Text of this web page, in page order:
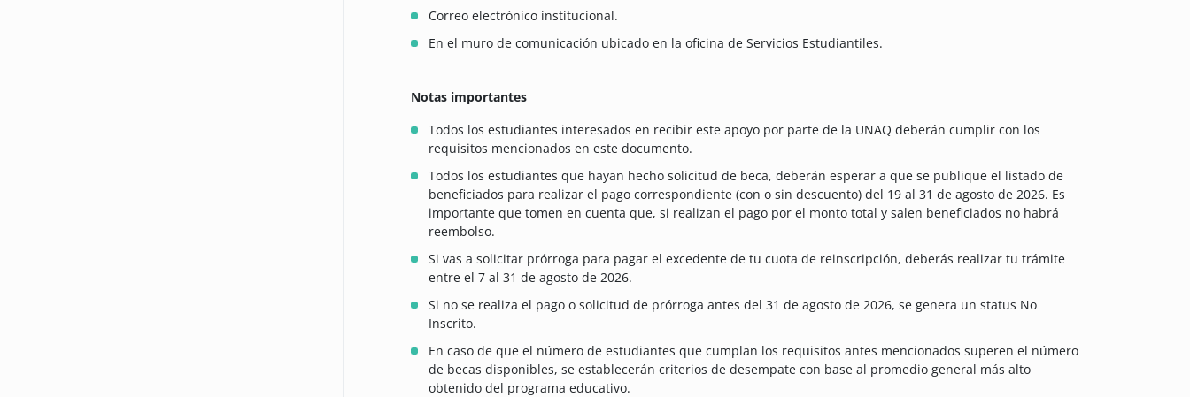
Correo electrónico institucional.
En el muro de comunicación ubicado en la oficina de Servicios Estudiantiles.
Notas importantes
Todos los estudiantes interesados en recibir este apoyo por parte de la UNAQ deberán cumplir con los
requisitos mencionados en este documento.
Todos los estudiantes que hayan hecho solicitud de beca, deberán esperar a que se publique el listado de
beneficiados para realizar el pago correspondiente (con o sin descuento) del 19 al 31 de agosto de 2026. Es
importante que tomen en cuenta que, si realizan el pago por el monto total y salen beneficiados no habrá
reembolso.
Si vas a solicitar prórroga para pagar el excedente de tu cuota de reinscripción, deberás realizar tu trámite
entre el 7 al 31 de agosto de 2026.
Si no se realiza el pago o solicitud de prórroga antes del 31 de agosto de 2026, se genera un status No
Inscrito.
En caso de que el número de estudiantes que cumplan los requisitos antes mencionados superen el número
de becas disponibles, se establecerán criterios de desempate con base al promedio general más alto
obtenido del programa educativo.